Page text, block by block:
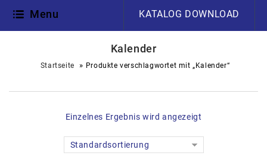
Menu KATALOG DOWNLOAD
Kalender
Startseite » Produkte verschlagwortet mit „Kalender“
Einzelnes Ergebnis wird angezeigt
Standardsortierung